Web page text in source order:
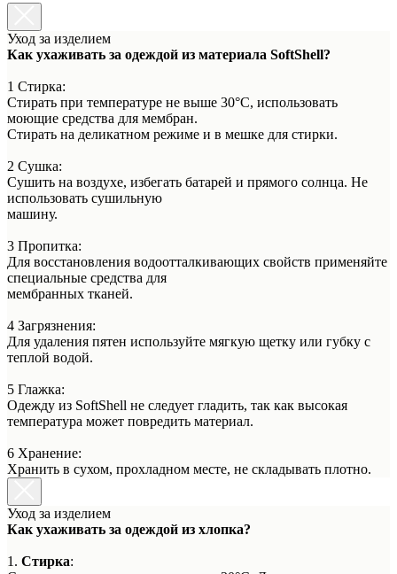
Уход за изделием
Как ухаживать за одеждой из материала SoftShell?
1 Стирка:
Стирать при температуре не выше 30°C, использовать
моющие средства для мембран.
Стирать на деликатном режиме и в мешке для стирки.
2 Сушка:
Сушить на воздухе, избегать батарей и прямого солнца. Не
использовать сушильную
машину.
3 Пропитка:
Для восстановления водоотталкивающих свойств применяйте
специальные средства для
мембранных тканей.
4 Загрязнения:
Для удаления пятен используйте мягкую щетку или губку с
теплой водой.
5 Глажка:
Одежду из SoftShell не следует гладить, так как высокая
температура может повредить материал.
6 Хранение:
Хранить в сухом, прохладном месте, не складывать плотно.
Уход за изделием
Как ухаживать за одеждой из хлопка?
1. Стирка: